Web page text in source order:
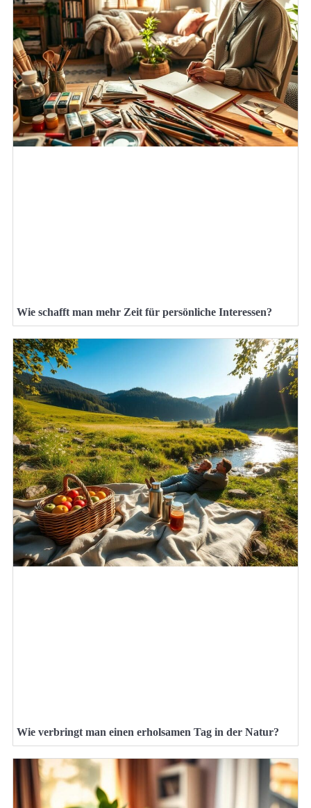
Wie schafft man mehr Zeit für persönliche Interessen?
Wie verbringt man einen erholsamen Tag in der Natur?